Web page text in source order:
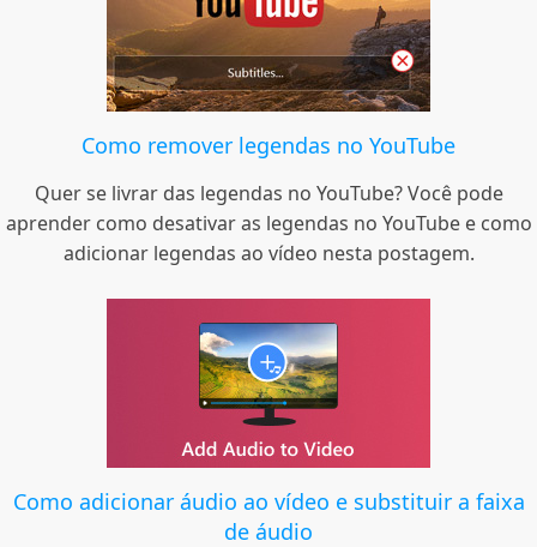
Como remover legendas no YouTube
Quer se livrar das legendas no YouTube? Você pode
aprender como desativar as legendas no YouTube e como
adicionar legendas ao vídeo nesta postagem.
Como adicionar áudio ao vídeo e substituir a faixa
de áudio